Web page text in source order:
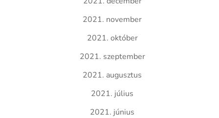
2021. november
2021. október
2021. szeptember
2021. augusztus
2021. július
2021. június